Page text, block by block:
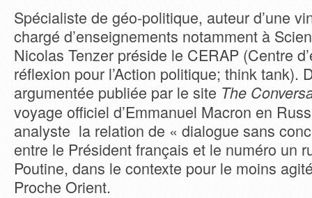
Spécialiste de géo-politique, auteur d’une
chargé d’enseignements notamment à
Nicolas Tenzer préside le CERAP (Centre
réflexion pour l’Action politique; think tank).
argumentée publiée par le site The
voyage officiel d’Emmanuel Macron en
analyste la relation de « dialogue sans
entre le Président français et le numéro un
Poutine, dans le contexte pour le moins
Proche Orient.